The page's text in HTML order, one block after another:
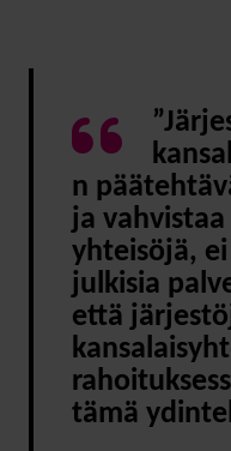
n
ja
yhteisöjä,
julkisia
että
tämä